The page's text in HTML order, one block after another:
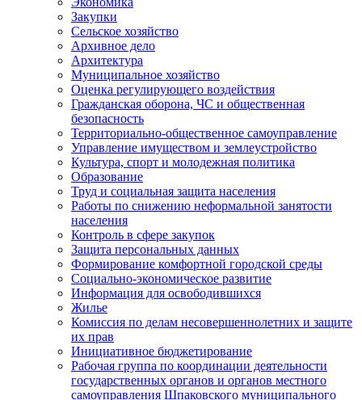
Закупки
Сельское хозяйство
Архивное дело
Архитектура
Муниципальное хозяйство
Оценка регулирующего воздействия
Гражданская оборона, ЧС и общественная
безопасность
Территориально-общественное самоуправление
Управление имуществом и землеустройство
Культура, спорт и молодежная политика
Образование
Труд и социальная защита населения
Работы по снижению неформальной занятости
населения
Контроль в сфере закупок
Защита персональных данных
Формирование комфортной городской среды
Социально-экономическое развитие
Информация для освободившихся
Жилье
Комиссия по делам несовершеннолетних и защите
их прав
Инициативное бюджетирование
Рабочая группа по координации деятельности
государственных органов и органов местного
самоуправления Шпаковского муниципального